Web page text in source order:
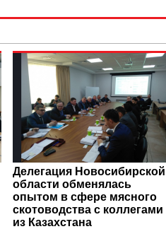
Делегация Новосибирской
области обменялась
опытом в сфере мясного
скотоводства с коллегами
из Казахстана